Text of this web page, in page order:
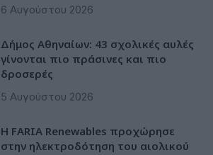
6 Αυγούστου 2026
Δήμος Αθηναίων: 43 σχολικές αυλές
γίνονται πιο πράσινες και πιο
δροσερές
5 Αυγούστου 2026
Η FARIA Renewables προχώρησε
στην ηλεκτροδότηση του αιολικού